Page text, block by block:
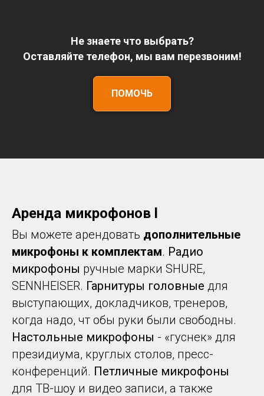
Не знаете что выбрать?
Оставляйте телефон, мы вам перезвоним!
ПОМОЧЬ
Аренда микрофонов l
Вы можете арендовать дополнительные
микрофоны к комплектам. Радио
микрофоны ручные марки SHURE,
SENNHEISER. Гарнитуры головные для
выступающих, докладчиков, тренеров,
когда надо, чт обы руки были свободны.
Настольные микрофоны - «гуснек» для
президиума, круглых столов, пресс-
конференций. Петличные микрофоны
для ТВ-шоу и видео записи, а также